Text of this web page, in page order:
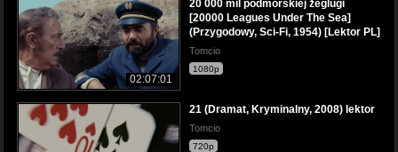
02:07:01
20 000 mil podmorskiej żeglugi
[20000 Leagues Under The Sea]
(Przygodowy, Sci-Fi, 1954) [Lektor PL]
Tomcio
1080p
21 (Dramat, Kryminalny, 2008) lektor
Tomcio
720p